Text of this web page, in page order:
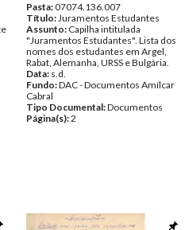
Pasta:07074.136.007
Título:Juramentos Estudantes
Assunto: Capilha intitulada
"Juramentos Estudantes". Lista dos
nomes dos estudantes em Argel,
Rabat, Alemanha, URSS e Bulgária.
Data: s.d.
Fundo:DAC - Documentos Amílcar
Cabral
Tipo Documental:Documentos
Página(s):2